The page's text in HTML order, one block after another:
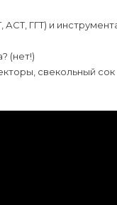
ГГТ) и
(нет!)
свекольный